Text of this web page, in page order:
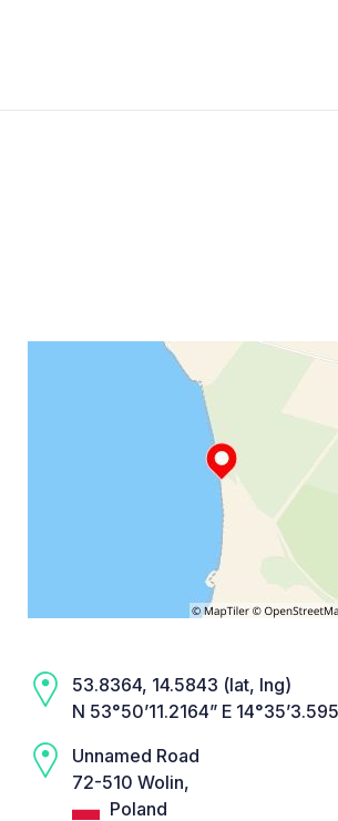
53.8364, 14.5843 (lat, lng)
N 53°50’11.2164” E
Unnamed Road
72-510 Wolin,
Poland